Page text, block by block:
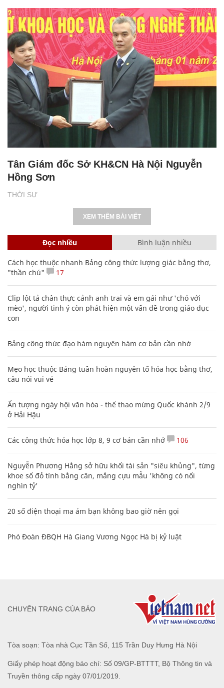
THỜI SỰ
Tân Giám đốc Sở KH&CN Hà Nội Nguyễn
Hồng Sơn
XEM THÊM BÀI VIẾT
Đọc nhiều Bình luận nhiều
Cách học thuộc nhanh Bảng công thức lượng giác bằng thơ,
"thần chú"
17
Clip lột tả chân thực cảnh anh trai và em gái như 'chó với
mèo', người tinh ý còn phát hiện một vấn đề trong giáo dục
con
Bảng công thức đạo hàm nguyên hàm cơ bản cần nhớ
Mẹo học thuộc Bảng tuần hoàn nguyên tố hóa học bằng thơ,
câu nói vui vẻ
Ấn tượng ngày hội văn hóa - thể thao mừng Quốc khánh 2/9
ở Hải Hậu
Các công thức hóa học lớp 8, 9 cơ bản cần nhớ 106
Nguyễn Phương Hằng sở hữu khối tài sản "siêu khủng", từng
khoe sổ đỏ tính bằng cân, mắng cựu mẫu 'không có nổi
nghìn tỷ'
20 số điện thoại ma ám bạn không bao giờ nên gọi
Phó Đoàn ĐBQH Hà Giang Vương Ngọc Hà bị kỷ luật
Tòa soạn: Tòa nhà Cục Tần Số, 115 Trần Duy Hưng Hà Nội
Giấy phép hoạt động báo chí: Số 09/GP-BTTTT, Bộ Thông tin và
Truyền thông cấp ngày 07/01/2019.
CHUYÊN TRANG CỦA BÁO